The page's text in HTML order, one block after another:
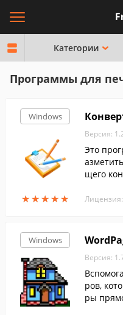
Категории
Программы для
Windows
★★★★★
★★★★★
Версия:
Это
щего
Лицензия:
Windows
Версия:
ров,
ры